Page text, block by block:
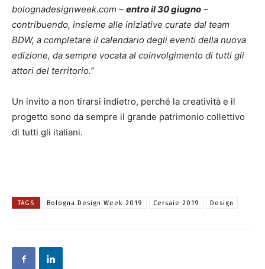
bolognadesignweek.com – entro il 30 giugno –
contribuendo, insieme alle iniziative curate dal team
BDW, a completare il calendario degli eventi della nuova
edizione, da sempre vocata al coinvolgimento di tutti gli
attori del territorio.”
Un invito a non tirarsi indietro, perché la creatività e il
progetto sono da sempre il grande patrimonio collettivo
di tutti gli italiani.
TAGS Bologna Design Week 2019 Cersaie 2019 Design